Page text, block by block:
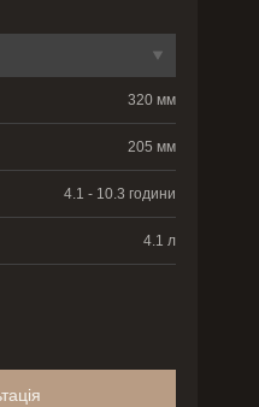
320 мм
205 мм
4.1 - 10.3 години
4.1 л